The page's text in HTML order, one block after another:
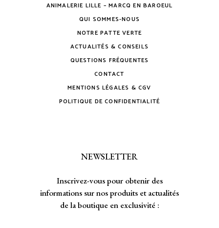
ANIMALERIE LILLE – MARCQ EN BAROEUL
QUI SOMMES-NOUS
NOTRE PATTE VERTE
ACTUALITÉS & CONSEILS
QUESTIONS FRÉQUENTES
CONTACT
MENTIONS LÉGALES & CGV
POLITIQUE DE CONFIDENTIALITÉ
NEWSLETTER
Inscrivez-vous pour obtenir des
informations sur nos produits et actualités
de la boutique en exclusivité :